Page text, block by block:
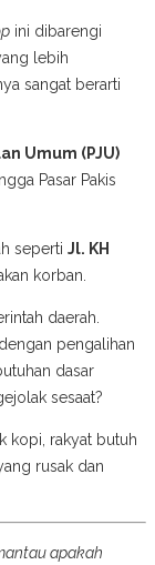
ini dibarengi
lebih
sangat berarti
Umum (PJU)
Pasar Pakis
seperti Jl. KH
korban.
daerah.
pengalihan
dasar
sesaat?
kopi, rakyat butuh
rusak dan
apakah